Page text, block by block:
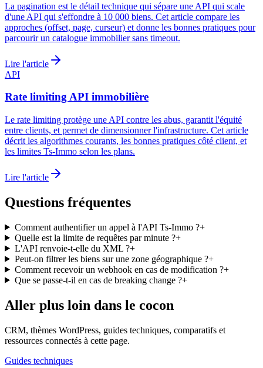
La pagination est le détail technique qui sépare une API qui scale
d'une API qui s'effondre à 10 000 biens. Cet article compare les
approches (offset, page, curseur) et donne les bonnes pratiques pour
parcourir un catalogue immobilier sans timeout.
Lire l'article
API
Rate limiting API immobilière
Le rate limiting protège une API contre les abus, garantit l'équité
entre clients, et permet de dimensionner l'infrastructure. Cet article
décrit les algorithmes courants, les bonnes pratiques côté client, et
les limites Ts-Immo selon les plans.
Lire l'article
Questions fréquentes
Comment authentifier un appel à l'API Ts-Immo ?+
Quelle est la limite de requêtes par minute ?+
L'API renvoie-t-elle du XML ?+
Peut-on filtrer les biens sur une zone géographique ?+
Comment recevoir un webhook en cas de modification ?+
Que se passe-t-il en cas de breaking change ?+
Aller plus loin dans le cocon
CRM, thèmes WordPress, guides techniques, comparatifs et
ressources connectés à cette page.
Guides techniques